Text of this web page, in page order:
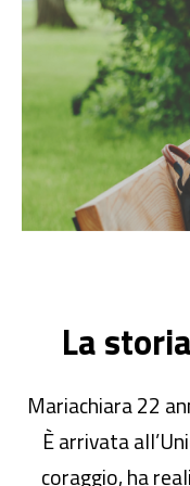
La
Mariachiara 22
È arrivata
coraggio, ha